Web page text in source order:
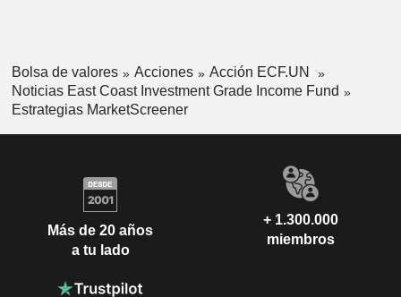
Bolsa de valores Acciones
Acción ECF.UN
Noticias East Coast Investment Grade Income Fund
Estrategias MarketScreener
Más de 20 años
a tu lado
+ 1.300.000
miembros